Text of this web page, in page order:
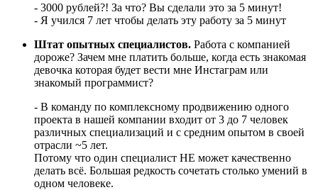
- 3000 рублей?! За что? Вы сделали это за 5 минут!
- Я учился 7 лет чтобы делать эту работу за 5 минут
Штат опытных специалистов. Работа с компанией
дороже? Зачем мне платить больше, когда есть знакомая
девочка которая будет вести мне Инстаграм или
знакомый программист?
- В команду по комплексному продвижению одного
проекта в нашей компании входит от 3 до 7 человек
различных специализаций и с средним опытом в своей
отрасли ~5 лет.
Потому что один специалист НЕ может качественно
делать всё. Большая редкость сочетать столько умений в
одном человеке.